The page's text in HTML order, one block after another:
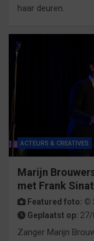
haar deuren.
ACTEURS & CREATIVES
Marijn
met Frank
Featured foto: ©
Geplaatst op: 27/
Zanger Marijn